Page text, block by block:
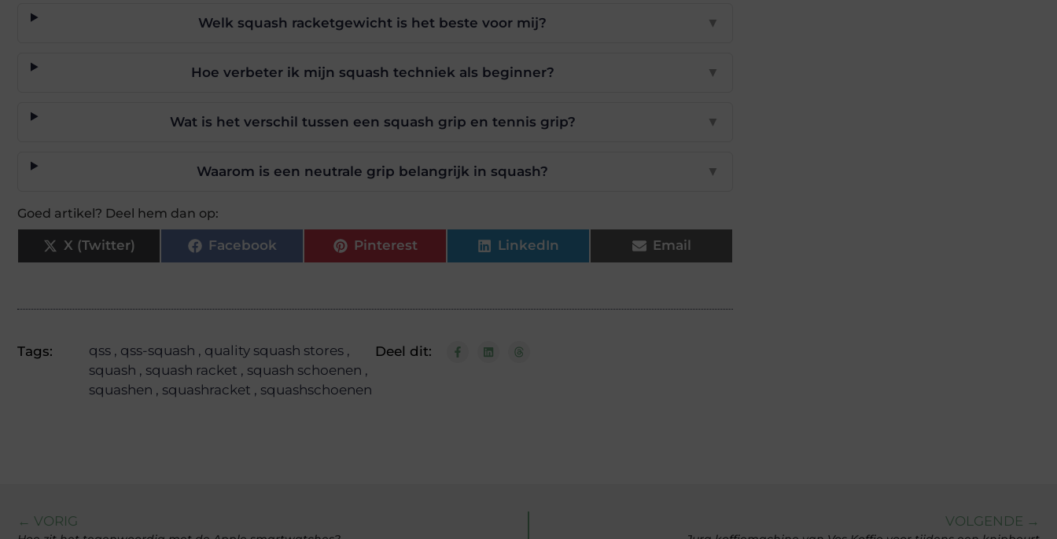
Welk squash racketgewicht is het beste voor mij? ▼
Hoe verbeter ik mijn squash techniek als beginner? ▼
Wat is het verschil tussen een squash grip en tennis grip? ▼
Waarom is een neutrale grip belangrijk in squash? ▼
Goed artikel? Deel hem dan op:
X (Twitter) Facebook Pinterest LinkedIn Email
Tags: qss , qss-squash , quality squash stores ,
squash , squash racket , squash schoenen ,
squashen , squashracket , squashschoenen
Deel dit:
← VORIG VOLGENDE →